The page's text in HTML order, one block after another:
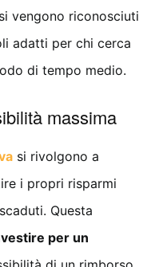
vengono riconosciuti
adatti per chi cerca
di tempo medio.
massima
si rivolgono a
i propri risparmi
Questa
per un